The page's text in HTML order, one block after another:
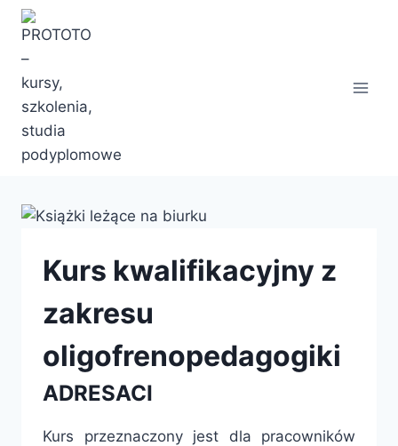
Przejdź
treści
Kurs kwalifikacyjny z
zakresu
oligofrenopedagogiki
ADRESACI
Kurs przeznaczony jest dla pracowników